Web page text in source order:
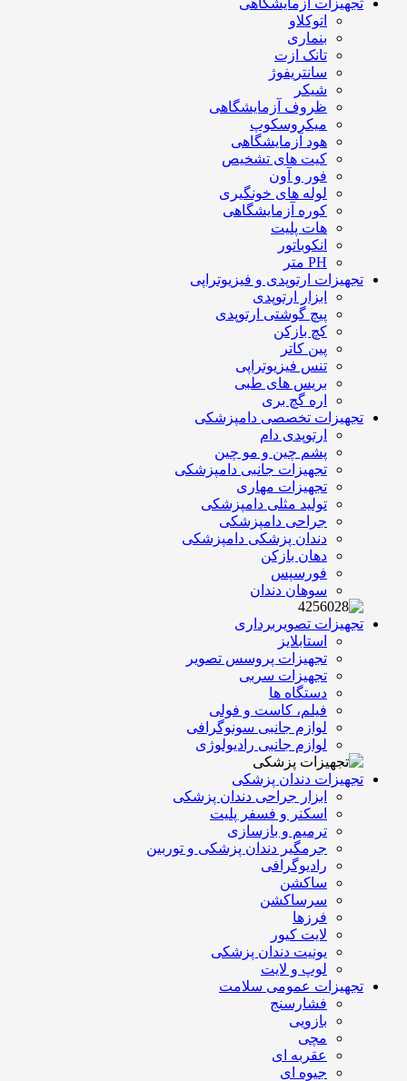
تجهیزات آزمایشگاهی
اتوکلاو
بنماری
تانک ازت
سانتریفوژ
شیکر
ظروف آزمایشگاهی
میکروسکوپ
هود آزمایشگاهی
کیت های تشخیص
فور و آون
لوله های خونگیری
کوره آزمایشگاهی
هات پلیت
انکوباتور
PH متر
تجهیزات ارتوپدی و فیزیوتراپی
ابزار ارتوپدی
پیچ گوشتی ارتوپدی
کچ بازکن
پین کاتر
تنس فیزیوتراپی
بریس های طبی
اره گچ بری
تجهیزات تخصصی دامپزشکی
ارتوپدی دام
پشم چین و مو چین
تجهیزات جانبی دامپزشکی
تجهیزات مهاری
تولید مثلی دامپزشکی
جراحی دامپزشکی
دندان پزشکی دامپزشکی
دهان بازکن
فورسپس
سوهان دندان
تجهیزات تصویربرداری
استابلایز
تجهیزات پروسس تصویر
تجهیزات سربی
دستگاه ها
فیلم، کاست و فولی
لوازم جانبی سونوگرافی
لوازم جانبی رادیولوژی
تجهیزات دندان پزشکی
ابزار جراحی دندان پزشکی
اسکنر و فسفر پلیت
ترمیم و بازسازی
جرمگیر دندان پزشکی و توربین
رادیوگرافی
ساکشن
سرساکشن
فرزها
لایت کیور
یونیت دندان پزشکی
لوپ و لایت
تجهیزات عمومی سلامت
فشارسنج
بازویی
مچی
عقربه ای
جیوه ای